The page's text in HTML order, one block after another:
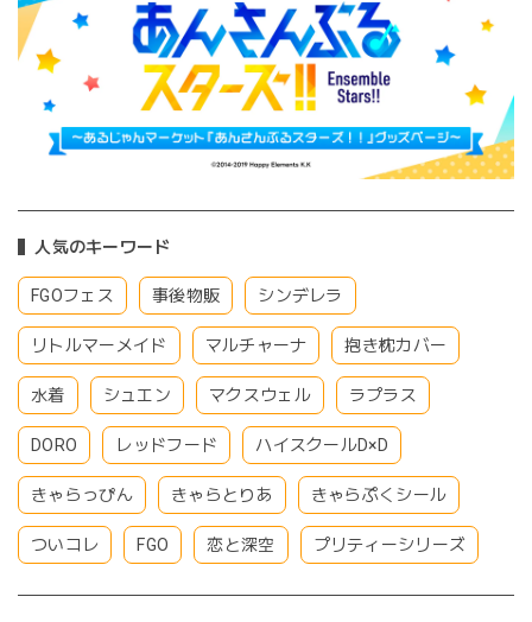
人気のキーワード
FGOフェス 事後物販 シンデレラ
リトルマーメイド マルチャーナ 抱き枕カバー
水着 シュエン マクスウェル ラプラス
DORO レッドフード ハイスクールD×D
きゃらっぴん きゃらとりあ きゃらぷくシール
ついコレ FGO 恋と深空 プリティーシリーズ